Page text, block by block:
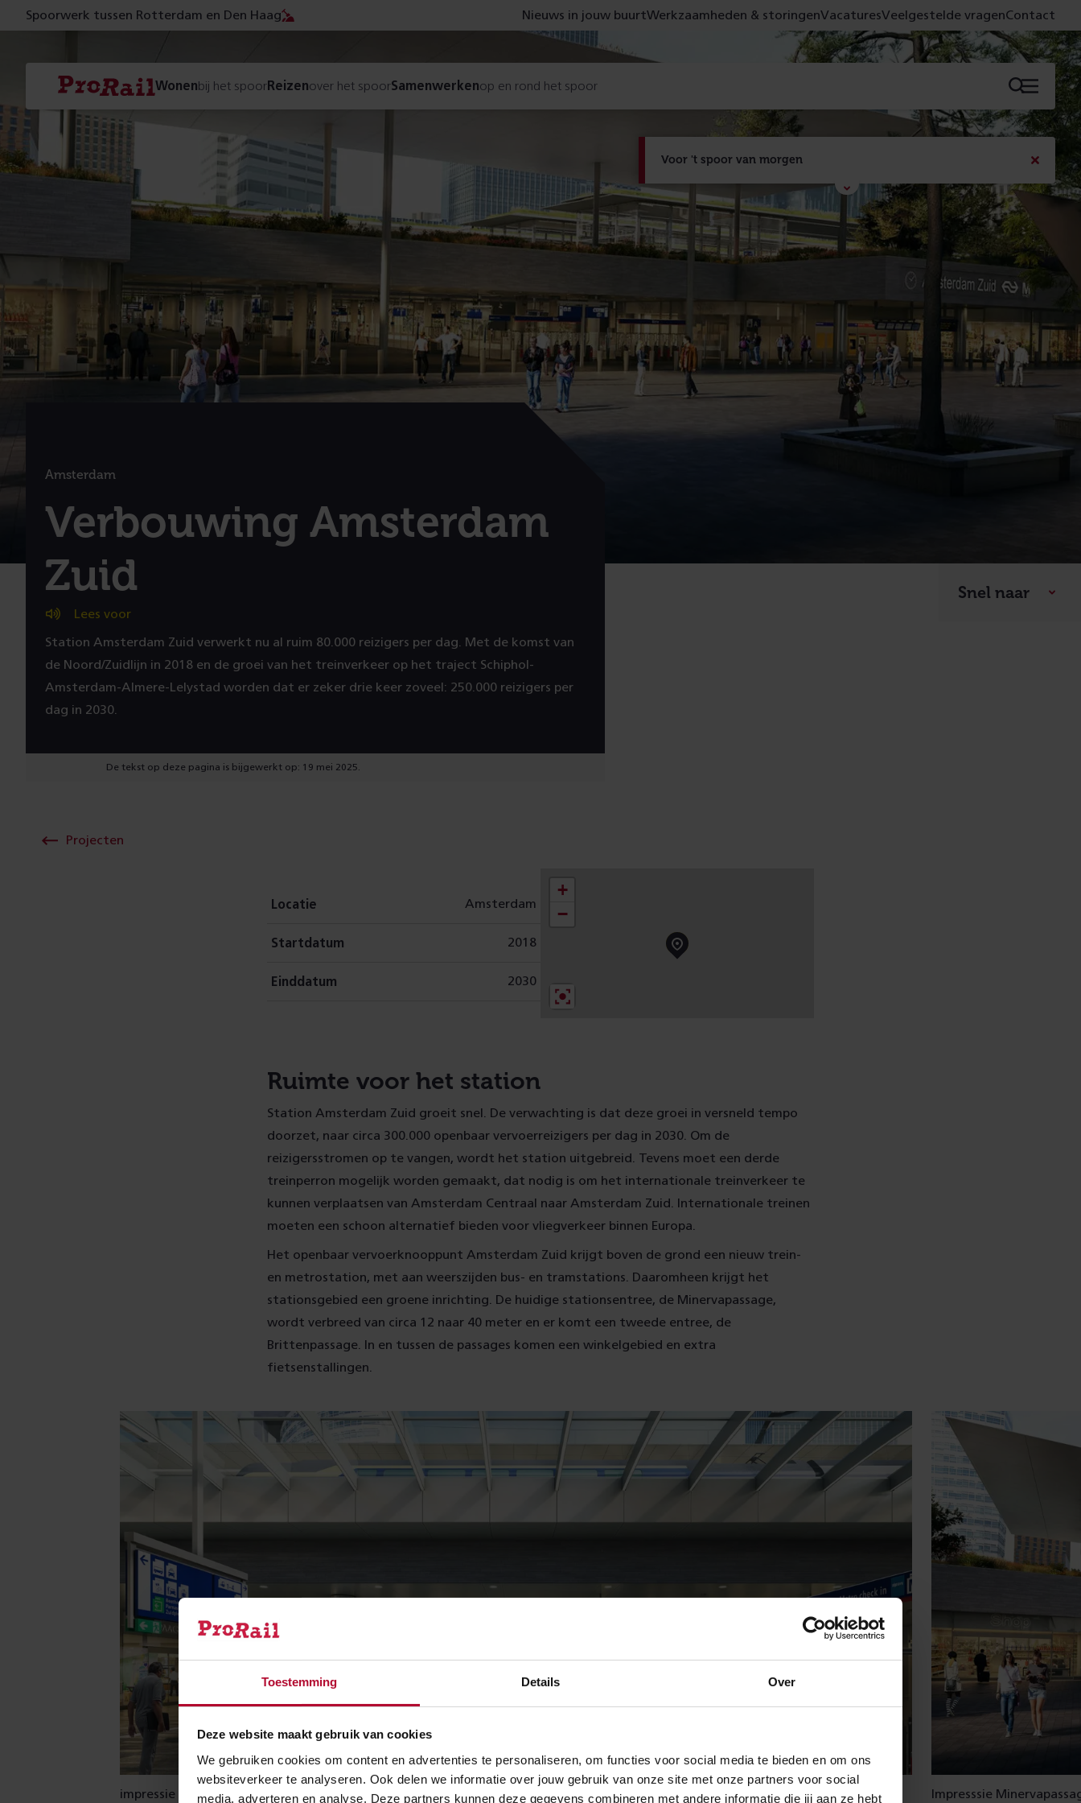
Toestemming Details Over
Deze website maakt gebruik van cookies
We gebruiken cookies om content en advertenties te personaliseren, om functies voor social media te bieden en om ons
websiteverkeer te analyseren. Ook delen we informatie over jouw gebruik van onze site met onze partners voor social
media, adverteren en analyse. Deze partners kunnen deze gegevens combineren met andere informatie die jij aan ze hebt
Voor 't spoor van morgen
Met de campagne 'Voor 't spoor naar morgen' laten
we zien wat er vandaag gebeurt en wat dat -
figuurlijk gezien - morgen oplevert.
sluiten
Spoorwerk tussen Rotterdam en Den Haag Nieuws in jouw buurtWerkzaamheden & storingenVacaturesVeelgestelde vragenContact
Navigatie
Homepage
ProRail
Wonenbij het spoorReizenover het spoorSamenwerkenop en rond het spoor Menu
Amsterdam
:
Verbouwing Amsterdam
Zuid
Lees voor
Station Amsterdam Zuid verwerkt nu al ruim 80.000 reizigers per dag. Met de komst van
de Noord/Zuidlijn in 2018 en de groei van het treinverkeer op het traject Schiphol-
Amsterdam-Almere-Lelystad worden dat er zeker drie keer zoveel: 250.000 reizigers per
dag in 2030.
De tekst op deze pagina is bijgewerkt op: 19 mei 2025.
Snel naar
Projecten
Locatie Amsterdam
Startdatum 2018
Einddatum 2030
+
−
Ruimte voor het station
Station Amsterdam Zuid groeit snel. De verwachting is dat deze groei in versneld tempo
doorzet, naar circa 300.000 openbaar vervoerreizigers per dag in 2030. Om de
reizigersstromen op te vangen, wordt het station uitgebreid. Tevens moet een derde
treinperron mogelijk worden gemaakt, dat nodig is om het internationale treinverkeer te
kunnen verplaatsen van Amsterdam Centraal naar Amsterdam Zuid. Internationale treinen
moeten een schoon alternatief bieden voor vliegverkeer binnen Europa.
Het openbaar vervoerknooppunt Amsterdam Zuid krijgt boven de grond een nieuw trein-
en metrostation, met aan weerszijden bus- en tramstations. Daaromheen krijgt het
stationsgebied een groene inrichting. De huidige stationsentree, de Minervapassage,
wordt verbreed van circa 12 naar 40 meter en er komt een tweede entree, de
Brittenpassage. In en tussen de passages komen een winkelgebied en extra
fietsenstallingen.
impressie Minervapassage station Amsterdam Zuid Impresssie